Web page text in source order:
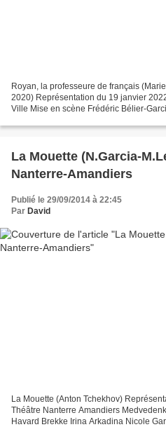
Royan, la professeure de français
2020) Représentation du 19 janvier
Ville Mise en scène Frédéric Bélier-
La Mouette (N.Garcia-
Nanterre-Amandiers
Publié le 29/09/2014 à 22:45
Par David
La Mouette (Anton Tchekhov)
Théâtre Nanterre Amandiers
Havard Brekke Irina Arkadina Nicole